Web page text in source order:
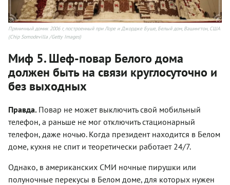
Пряничный домик 2006 г, построенный при Лоре и Джордже Буше, Белый дом, Вашингтон, США
(Chip Somodevilla /Getty Images)
Миф 5. Шеф-повар Белого дома
должен быть на связи круглосуточно и
без выходных
Правда. Повар не может выключить свой мобильный
телефон, а раньше не мог отключить стационарный
телефон, даже ночью. Когда президент находится в Белом
доме, кухня не спит и теоретически работает 24/7.
Однако, в американских СМИ ночные пирушки или
полуночные перекусы в Белом доме, для которых нужен